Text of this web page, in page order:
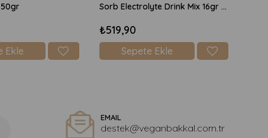
Ekle
Sorb Electrolyte Drink Mix 16gr x 10 Adet Şekersiz - Şeftali
₺519,90
Sepete Ekle
EMAIL
destek@veganbakkal.com.tr